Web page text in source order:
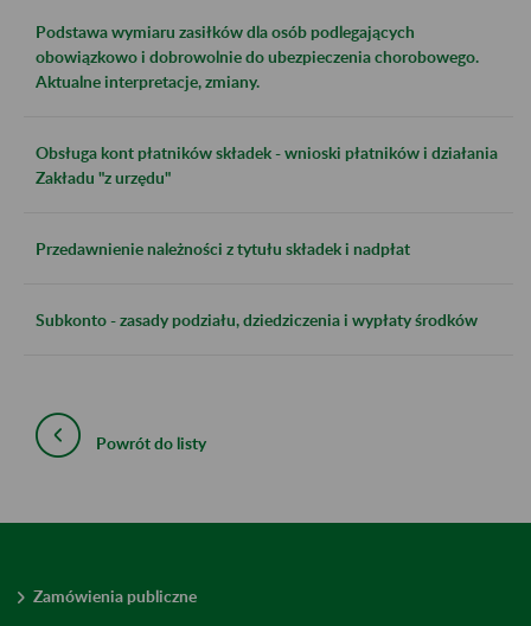
Podstawa wymiaru zasiłków dla osób podlegających
obowiązkowo i dobrowolnie do ubezpieczenia chorobowego.
Aktualne interpretacje, zmiany.
Obsługa kont płatników składek - wnioski płatników i działania
Zakładu "z urzędu"
Przedawnienie należności z tytułu składek i nadpłat
Subkonto - zasady podziału, dziedziczenia i wypłaty środków
Powrót do listy
Zamówienia publiczne